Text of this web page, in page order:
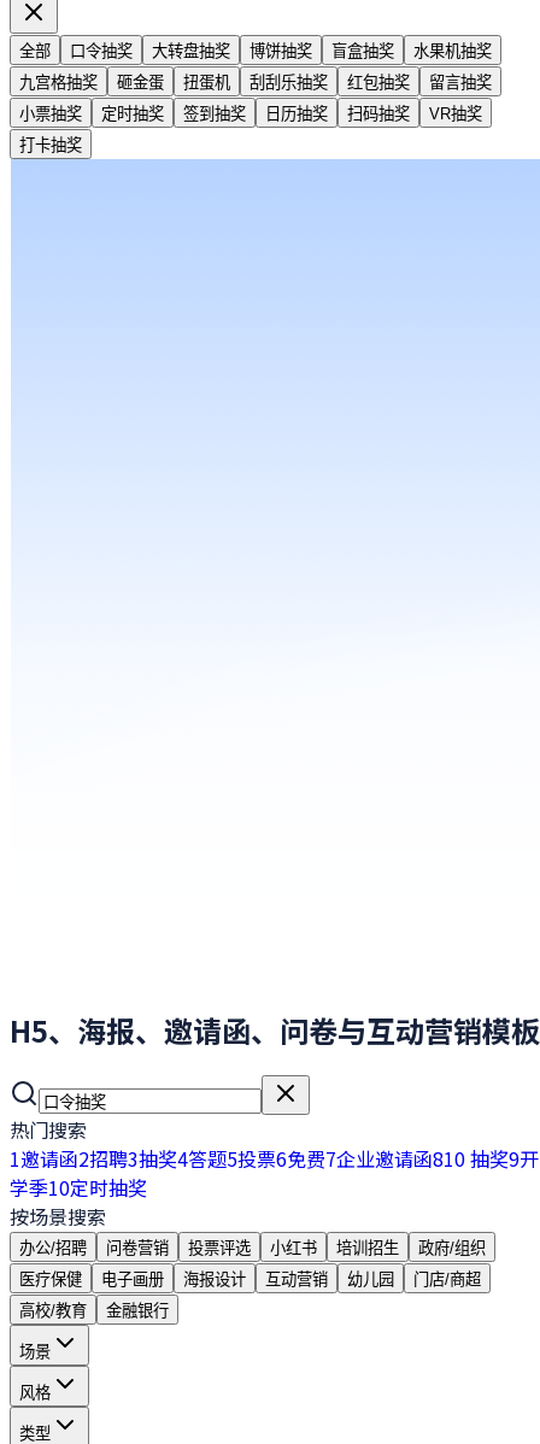
全部 口令抽奖 大转盘抽奖 博饼抽奖 盲盒抽奖
水果机抽奖
九宫格抽奖
砸金蛋 扭蛋机 刮刮乐抽奖 红包抽奖
留言抽奖
小票抽奖
定时抽奖 签到抽奖 日历抽奖 扫码抽奖
VR抽奖
打卡抽奖
H5、海报、邀请函、问卷与互动营销模板
热门搜索
1邀请函2招聘3抽奖4答题5投票6免费7企业邀请函810 抽奖9开
学季10定时抽奖
按场景搜索
办公/招聘 问卷营销 投票评选 小红书 培训招生
政府/组织
医疗保健
电子画册 海报设计 互动营销 幼儿园
门店/商超
高校/教育
金融银行
场景
风格
类型